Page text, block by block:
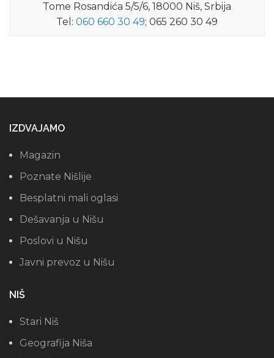
Tome Rosandića 5/5/6, 18000 Niš, Srbija
Tel: 060 660 30 49; 065 260 30 49
IZDVAJAMO
Magazin
Poznate Nišlije
Besplatni mali oglasi
Dešavanja u Nišu
Poslovi u Nišu
Javni prevoz u Nišu
NIŠ
Stari Niš
Geografija Niša